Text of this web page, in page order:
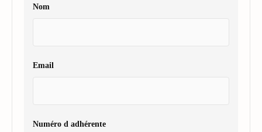
Nom
Email
Numéro d adhérente